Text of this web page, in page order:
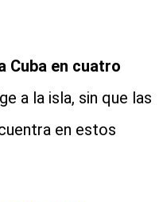
Cuba en cuatro
a la isla, sin que las
en estos